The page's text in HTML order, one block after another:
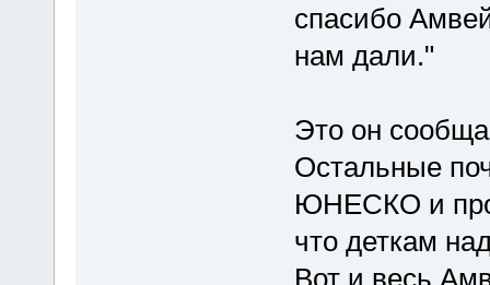
спасибо
нам дали."
Это он
Остальные
ЮНЕСКО и про
что деткам